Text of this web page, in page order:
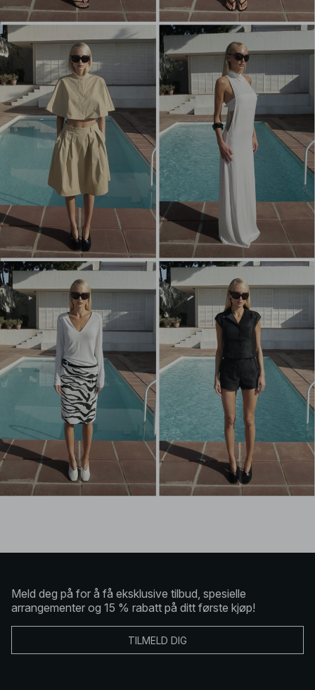
Meld deg på for å få eksklusive tilbud, spesielle
arrangementer og 15 % rabatt på ditt første kjøp!
TILMELD DIG